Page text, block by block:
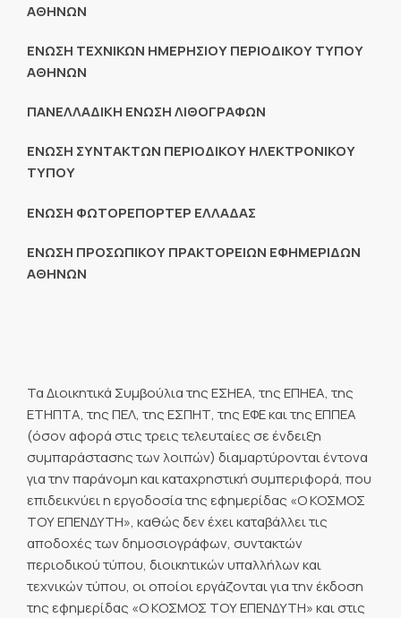
ΑΘΗΝΩΝ
ΕΝΩΣΗ ΤΕΧΝΙΚΩΝ ΗΜΕΡΗΣΙΟΥ ΠΕΡΙΟΔΙΚΟΥ ΤΥΠΟΥ
ΑΘΗΝΩΝ
ΠΑΝΕΛΛΑΔΙΚΗ ΕΝΩΣΗ ΛΙΘΟΓΡΑΦΩΝ
ΕΝΩΣΗ ΣΥΝΤΑΚΤΩΝ ΠΕΡΙΟΔΙΚΟΥ ΗΛΕΚΤΡΟΝΙΚΟΥ
ΤΥΠΟΥ
ΕΝΩΣΗ ΦΩΤΟΡΕΠΟΡΤΕΡ ΕΛΛΑΔΑΣ
ΕΝΩΣΗ ΠΡΟΣΩΠΙΚΟΥ ΠΡΑΚΤΟΡΕΙΩΝ ΕΦΗΜΕΡΙΔΩΝ
ΑΘΗΝΩΝ
Τα Διοικητικά Συμβούλια της ΕΣΗΕΑ, της ΕΠΗΕΑ, της
ΕΤΗΠΤΑ, της ΠΕΛ, της ΕΣΠΗΤ, της ΕΦΕ και της ΕΠΠΕΑ
(όσον αφορά στις τρεις τελευταίες σε ένδειξη
συμπαράστασης των λοιπών) διαμαρτύρονται έντονα
για την παράνομη και καταχρηστική συμπεριφορά, που
επιδεικνύει η εργοδοσία της εφημερίδας «Ο ΚΟΣΜΟΣ
ΤΟΥ ΕΠΕΝΔΥΤΗ», καθώς δεν έχει καταβάλλει τις
αποδοχές των δημοσιογράφων, συντακτών
περιοδικού τύπου, διοικητικών υπαλλήλων και
τεχνικών τύπου, οι οποίοι εργάζονται για την έκδοση
της εφημερίδας «Ο ΚΟΣΜΟΣ ΤΟΥ ΕΠΕΝΔΥΤΗ» και στις